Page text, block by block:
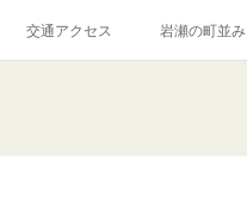
交通アクセス 岩瀬の町並み